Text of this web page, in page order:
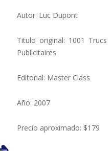
Autor: Luc Dupont
Titulo original: 1001 Trucs
Publicitaires
Editorial: Master Class
Año: 2007
Precio aproximado: $179